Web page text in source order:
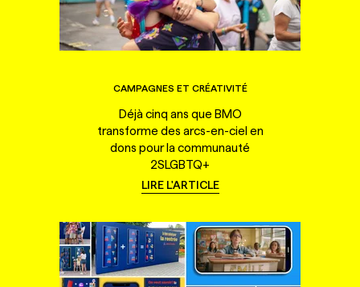
CAMPAGNES ET CRÉATIVITÉ
Déjà cinq ans que BMO
transforme des arcs-en-ciel en
dons pour la communauté
2SLGBTQ+
LIRE L'ARTICLE